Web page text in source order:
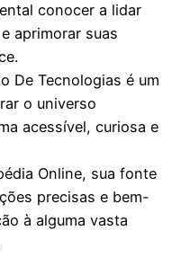
conocer a lidar
aprimorar suas
De Tecnologias é um
o universo
acessível, curiosa e
Online, sua fonte
precisas e bem-
à alguma vasta